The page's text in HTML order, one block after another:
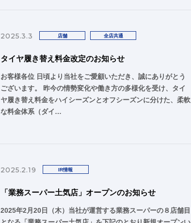
2025.3.3 店舗 全店共通
タイヤ履き替え料金改定のお知らせ
お客様各位 日頃より当社をご愛顧いただき、誠にありがとう
ございます。 昨今の情勢変化や働き方の多様化を受け、タイ
ヤ履き替え料金をハイシーズンとオフシーズンに分けた、柔軟
な料金体系（ダイ…
2025.2.19 IR情報
「業務スーパー土気店」オープンのお知らせ
2025年2月20日（木）当社が運営する業務スーパーの８店舗目